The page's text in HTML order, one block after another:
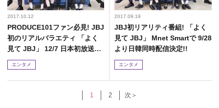
2017.10.12
PRODUCE101ファン必見! JBJ
初のリアルバラエティ 「よく
見て JBJ」 12/7 日本初放送決
定!!
エンタメ
2017.09.19
JBJ初リアリティ番組! 「よく
見て JBJ」 Mnet Smartで 9/28
より日韓同時配信決定!!
エンタメ
1 2 次＞